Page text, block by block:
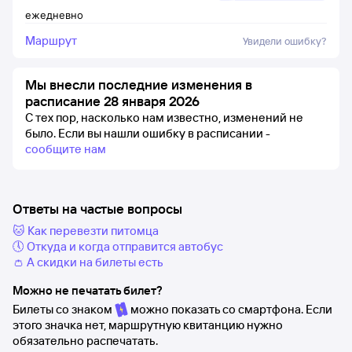
ежедневно
Маршрут Увидели ошибку?
Мы внесли последние изменения в
расписание 28 января 2026
С тех пор, насколько нам известно, изменений не
было. Если вы нашли ошибку в расписании -
сообщите нам
Ответы на частые вопросы
🐱 Как перевезти питомца
🕔 Откуда и когда отправится автобус
👛 А скидки на билеты есть
Можно не печатать билет?
Билеты со знаком
можно показать со смартфона. Если
этого значка нет, маршрутную квитанцию нужно
обязательно распечатать.